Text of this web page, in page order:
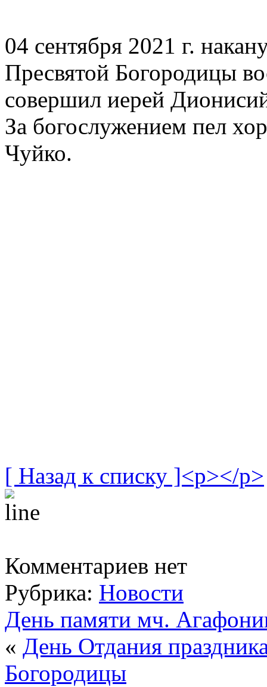
04 сентября 2021 г.
Пресвятой Богородицы
совершил иерей
За богослужением пел
Чуйко.
[ Назад к списку ]<p></p>
Комментариев нет
Рубрика: Новости
День памяти мч.
« День Отдания
Богородицы